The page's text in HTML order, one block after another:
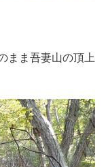
まま吾妻山の頂上